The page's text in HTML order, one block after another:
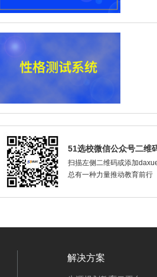
51选校微信公众号二维
扫描左侧二维码或添加
总有一种力量推动教育前行
解决方案